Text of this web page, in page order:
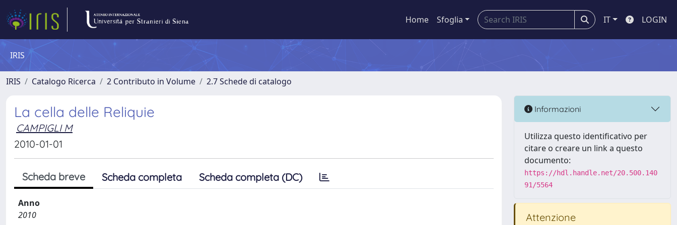
Home Sfoglia IT LOGIN
IRIS
IRIS Catalogo Ricerca 2 Contributo in Volume 2.7 Schede di catalogo
La cella delle Reliquie
CAMPIGLI M
2010-01-01
Scheda breve Scheda completa Scheda completa (DC)
Anno
2010
Informazioni
Utilizza questo identificativo per
citare o creare un link a questo
documento:
https://hdl.handle.net/20.500.140
91/5564
Attenzione